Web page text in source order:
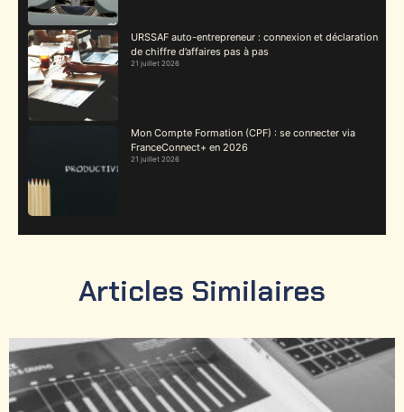
URSSAF auto-entrepreneur : connexion et déclaration
de chiffre d’affaires pas à pas
21 juillet 2026
Mon Compte Formation (CPF) : se connecter via
FranceConnect+ en 2026
21 juillet 2026
Articles Similaires